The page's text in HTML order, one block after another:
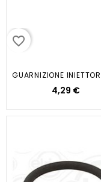
favorite_border
4,29 €